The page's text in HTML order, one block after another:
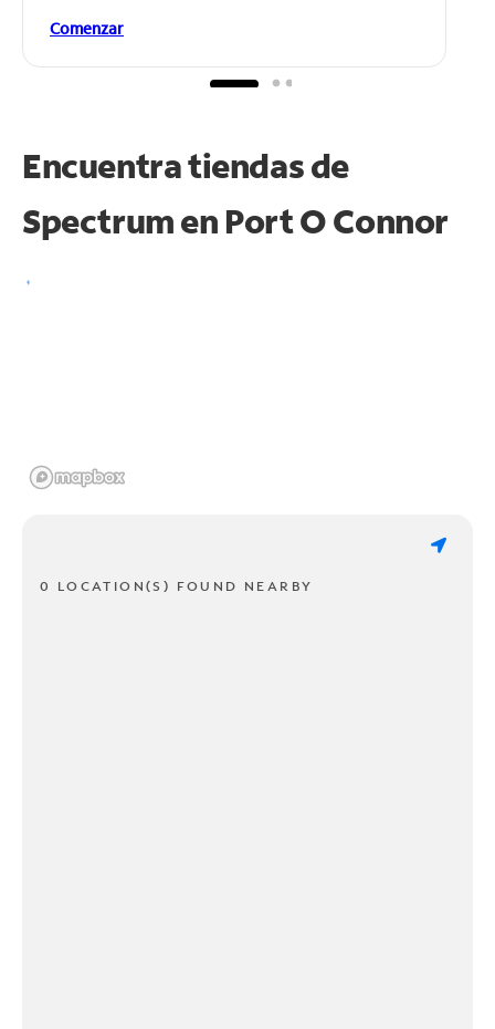
Comenzar
Encuentra tiendas de
Spectrum en Port O Connor
0 LOCATION(S) FOUND NEARBY